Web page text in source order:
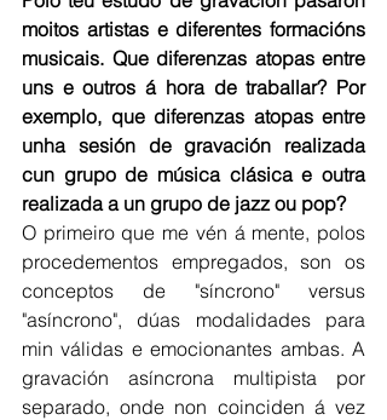
moitos artistas e diferentes formacións
musicais. Que diferenzas atopas entre
uns e outros á hora de traballar? Por
exemplo, que diferenzas atopas entre
unha sesión de gravación realizada
cun grupo de música clásica e outra
realizada a un grupo de jazz ou pop?
O primeiro que me vén á mente, polos
procedementos empregados, son os
conceptos de "síncrono" versus
"asíncrono", dúas modalidades para
min válidas e emocionantes ambas. A
gravación asíncrona multipista por
separado, onde non coinciden á vez